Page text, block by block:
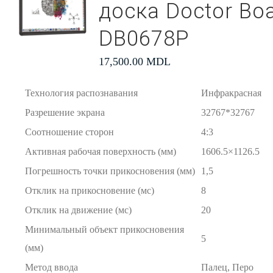
доска Doctor
DB0678P
17,500.00 MDL
Технология распознавания
Инфракрасная
Разрешение экрана
32767*32767
Соотношение сторон
4:3
Активная рабочая поверхность (мм)
1606.5×1126.5
Погрешность точки прикосновения (мм)
1,5
Отклик на прикосновение (мс)
8
Отклик на движение (мс)
20
Минимальный объект прикосновения
(мм)
5
Метод ввода Палец, Перо